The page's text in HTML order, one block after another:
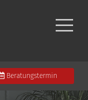
Beratungstermin